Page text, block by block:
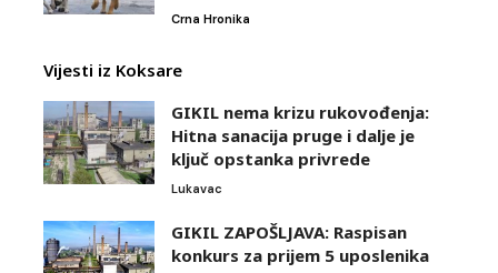
Crna Hronika
Vijesti iz Koksare
GIKIL nema krizu rukovođenja:
Hitna sanacija pruge i dalje je
ključ opstanka privrede
Lukavac
GIKIL ZAPOŠLJAVA: Raspisan
konkurs za prijem 5 uposlenika